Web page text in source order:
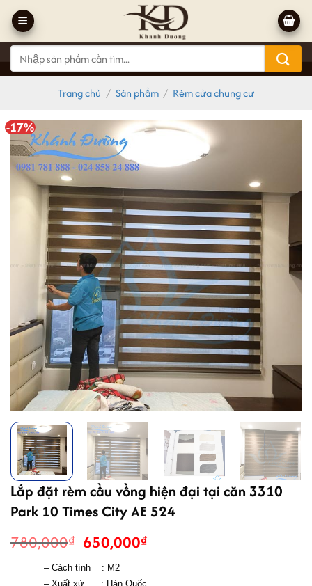
qua
nội
dung
Tìm
kiếm:
Trang chủ / Sản phẩm / Rèm cửa chung cư
-17%
Lắp đặt rèm cầu vồng hiện đại tại căn 3310
Park 10 Times City AE 524
780,000₫ Giá
gốc
là:
650,000₫Giá
– Cách tính    : M2
– Xuất xứ      : Hàn Quốc